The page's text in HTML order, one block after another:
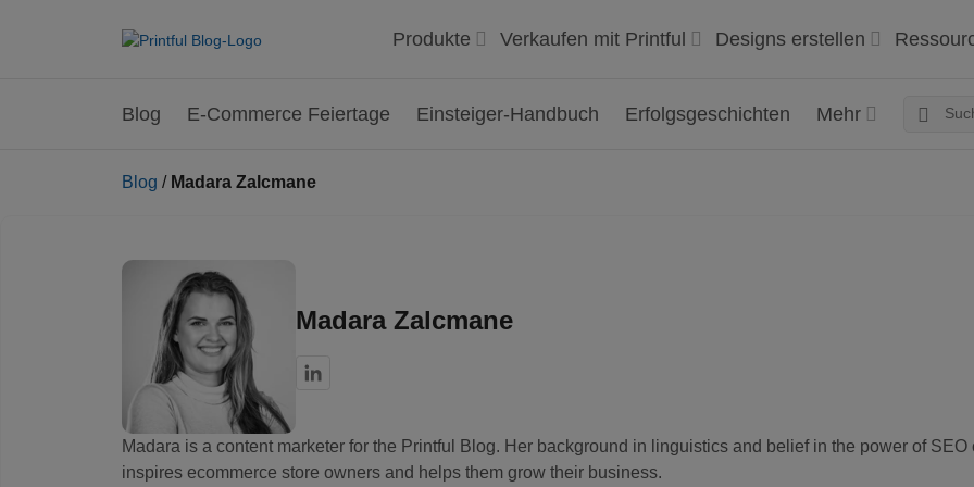
Produkte Verkaufen mit Printful Designs erstellen
Blog E-Commerce Feiertage Einsteiger-Handbuch Erfolgsgeschichten Mehr
Blog / Madara Zalcmane
Madara Zalcmane
Madara is a content marketer for the Printful Blog. Her background in linguistics and belief in the power of
inspires ecommerce store owners and helps them grow their business.